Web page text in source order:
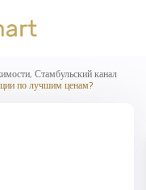
,Стамбульский канал
по лучшим ценам?